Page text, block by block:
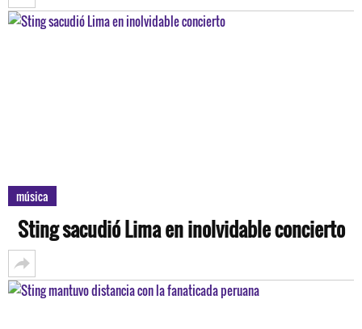
música
Sting sacudió Lima en inolvidable concierto